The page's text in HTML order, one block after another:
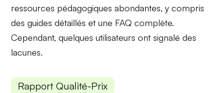
ressources pédagogiques abondantes, y compris
des guides détaillés et une FAQ complète.
Cependant, quelques utilisateurs ont signalé des
lacunes.
Rapport Qualité-Prix